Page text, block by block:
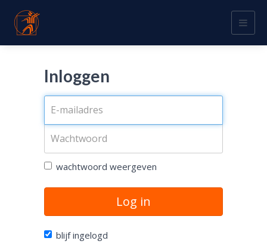
Inloggen
wachtwoord weergeven
Log in
blijf ingelogd